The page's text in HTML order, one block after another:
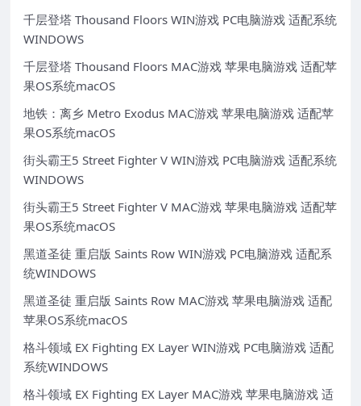
千层登塔 Thousand Floors WIN游戏 PC电脑游戏 适配系统
WINDOWS
千层登塔 Thousand Floors MAC游戏 苹果电脑游戏 适配苹
果OS系统macOS
地铁：离乡 Metro Exodus MAC游戏 苹果电脑游戏 适配苹
果OS系统macOS
街头霸王5 Street Fighter V WIN游戏 PC电脑游戏 适配系统
WINDOWS
街头霸王5 Street Fighter V MAC游戏 苹果电脑游戏 适配苹
果OS系统macOS
黑道圣徒 重启版 Saints Row WIN游戏 PC电脑游戏 适配系
统WINDOWS
黑道圣徒 重启版 Saints Row MAC游戏 苹果电脑游戏 适配
苹果OS系统macOS
格斗领域 EX Fighting EX Layer WIN游戏 PC电脑游戏 适配
系统WINDOWS
格斗领域 EX Fighting EX Layer MAC游戏 苹果电脑游戏 适